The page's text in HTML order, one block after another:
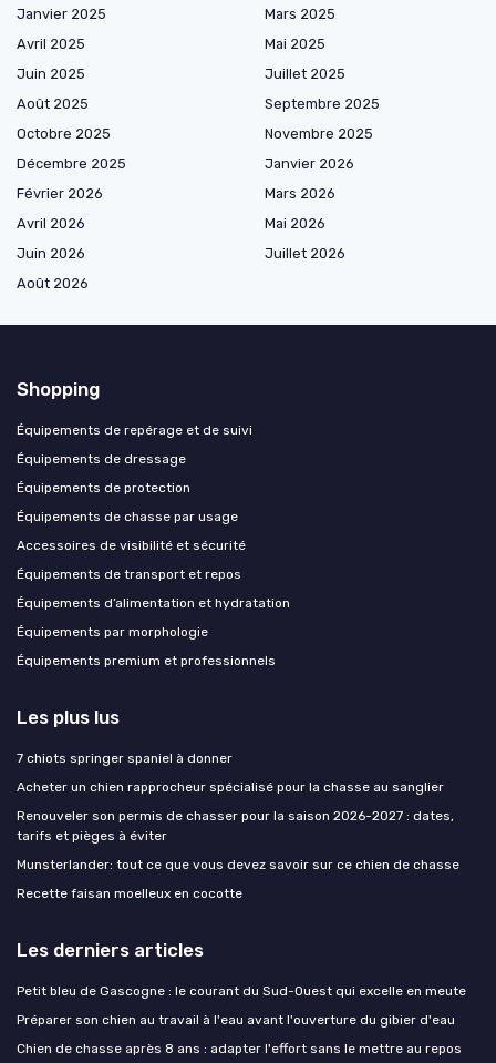
Janvier 2025
Mars 2025
Avril 2025
Mai 2025
Juin 2025
Juillet 2025
Août 2025
Septembre 2025
Octobre 2025
Novembre 2025
Décembre 2025
Janvier 2026
Février 2026
Mars 2026
Avril 2026
Mai 2026
Juin 2026
Juillet 2026
Août 2026
Shopping
Équipements de repérage et de suivi
Équipements de dressage
Équipements de protection
Équipements de chasse par usage
Accessoires de visibilité et sécurité
Équipements de transport et repos
Équipements d’alimentation et hydratation
Équipements par morphologie
Équipements premium et professionnels
Les plus lus
7 chiots springer spaniel à donner
Acheter un chien rapprocheur spécialisé pour la chasse au sanglier
Renouveler son permis de chasser pour la saison 2026-2027 : dates,
tarifs et pièges à éviter
Munsterlander: tout ce que vous devez savoir sur ce chien de chasse
Recette faisan moelleux en cocotte
Les derniers articles
Petit bleu de Gascogne : le courant du Sud-Ouest qui excelle en meute
Préparer son chien au travail à l'eau avant l'ouverture du gibier d'eau
Chien de chasse après 8 ans : adapter l'effort sans le mettre au repos